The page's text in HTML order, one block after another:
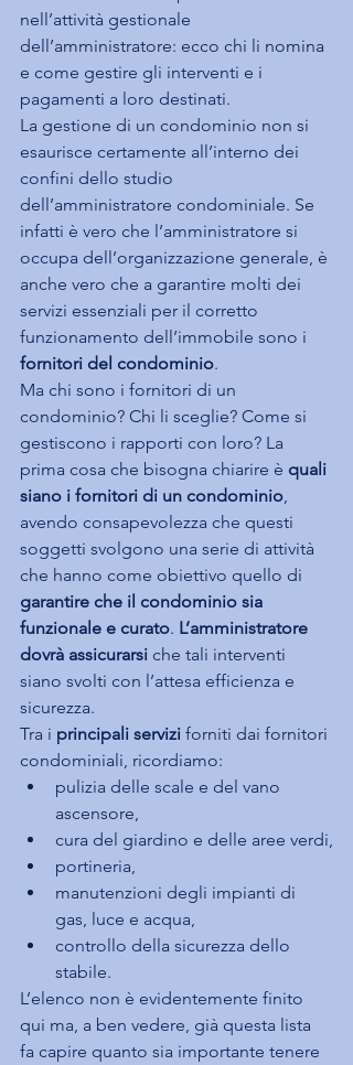
nell’attività gestionale
dell’amministratore: ecco chi li nomina
e come gestire gli interventi e i
pagamenti a loro destinati.
La gestione di un condominio non si
esaurisce certamente all’interno dei
confini dello studio
dell’amministratore condominiale. Se
infatti è vero che l’amministratore si
occupa dell’organizzazione generale, è
anche vero che a garantire molti dei
servizi essenziali per il corretto
funzionamento dell’immobile sono i
fornitori del condominio.
Ma chi sono i fornitori di un
condominio? Chi li sceglie? Come si
gestiscono i rapporti con loro? La
prima cosa che bisogna chiarire è quali
siano i fornitori di un condominio,
avendo consapevolezza che questi
soggetti svolgono una serie di attività
che hanno come obiettivo quello di
garantire che il condominio sia
funzionale e curato. L’amministratore
dovrà assicurarsi che tali interventi
siano svolti con l’attesa efficienza e
sicurezza.
Tra i principali servizi forniti dai fornitori
condominiali, ricordiamo:
pulizia delle scale e del vano
ascensore,
cura del giardino e delle aree verdi,
portineria,
manutenzioni degli impianti di
gas, luce e acqua,
controllo della sicurezza dello
stabile.
L’elenco non è evidentemente finito
qui ma, a ben vedere, già questa lista
fa capire quanto sia importante tenere